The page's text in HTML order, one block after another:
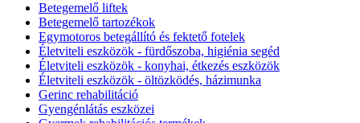
Betegemelő liftek
Betegemelő tartozékok
Egymotoros betegállító és fektető fotelek
Életviteli eszközök - fürdőszoba, higiénia segéd
Életviteli eszközök - konyhai, étkezés eszközök
Életviteli eszközök - öltözködés, házimunka
Gerinc rehabilitáció
Gyengénlátás eszközei